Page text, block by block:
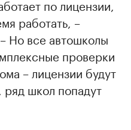
по лицензии,
работать, –
Но все автошколы
проверки
– лицензии будут
ряд школ попадут